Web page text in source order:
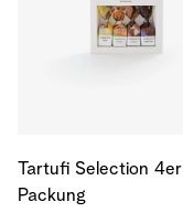
Tartufi Selection 4er
Packung